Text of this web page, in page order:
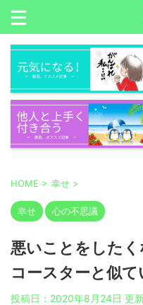
HOME > 幸せ >
幸せ 心の不思議
悪いことをした
コースターと似て
投稿日：2020年8月24日 更新